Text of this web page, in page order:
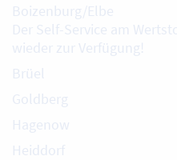
Boizenburg/Elbe
Der Self-Service am
wieder zur Verfügung!
Brüel
Goldberg
Hagenow
Heiddorf